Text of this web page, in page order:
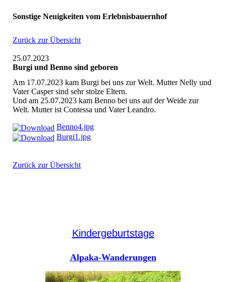
Sonstige Neuigkeiten vom Erlebnisbauernhof
Zurück zur Übersicht
25.07.2023
Burgi und Benno sind geboren
Am 17.07.2023 kam Burgi bei uns zur Welt. Mutter Nelly und
Vater Casper sind sehr stolze Eltern.
Und am 25.07.2023 kam Benno bei uns auf der Weide zur
Welt. Mutter ist Contessa und Vater Leandro.
Benno4.jpg
Burgi1.jpg
Zurück zur Übersicht
Kindergeburtstage
Alpaka-Wanderungen